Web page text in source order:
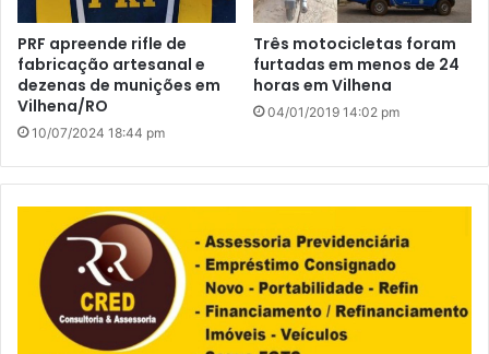
PRF apreende rifle de
fabricação artesanal e
dezenas de munições em
Vilhena/RO
10/07/2024 18:44 pm
Três motocicletas foram
furtadas em menos de 24
horas em Vilhena
04/01/2019 14:02 pm